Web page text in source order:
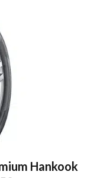
Hankook